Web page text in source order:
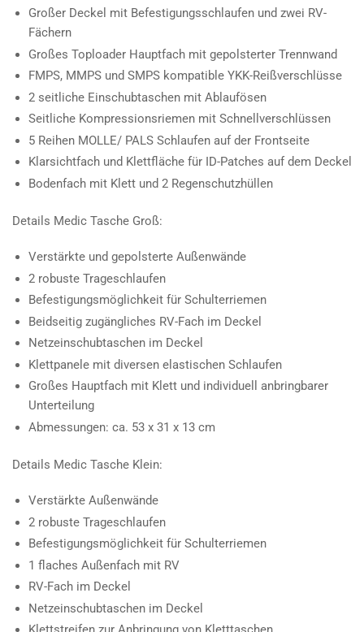
Großer Deckel mit Befestigungsschlaufen und zwei RV-
Fächern
Großes Toploader Hauptfach mit gepolsterter Trennwand
FMPS, MMPS und SMPS kompatible YKK-Reißverschlüsse
2 seitliche Einschubtaschen mit Ablaufösen
Seitliche Kompressionsriemen mit Schnellverschlüssen
5 Reihen MOLLE/ PALS Schlaufen auf der Frontseite
Klarsichtfach und Klettfläche für ID-Patches auf dem Deckel
Bodenfach mit Klett und 2 Regenschutzhüllen
Details Medic Tasche Groß:
Verstärkte und gepolsterte Außenwände
2 robuste Trageschlaufen
Befestigungsmöglichkeit für Schulterriemen
Beidseitig zugängliches RV-Fach im Deckel
Netzeinschubtaschen im Deckel
Klettpanele mit diversen elastischen Schlaufen
Großes Hauptfach mit Klett und individuell anbringbarer
Unterteilung
Abmessungen: ca. 53 x 31 x 13 cm
Details Medic Tasche Klein:
Verstärkte Außenwände
2 robuste Trageschlaufen
Befestigungsmöglichkeit für Schulterriemen
1 flaches Außenfach mit RV
RV-Fach im Deckel
Netzeinschubtaschen im Deckel